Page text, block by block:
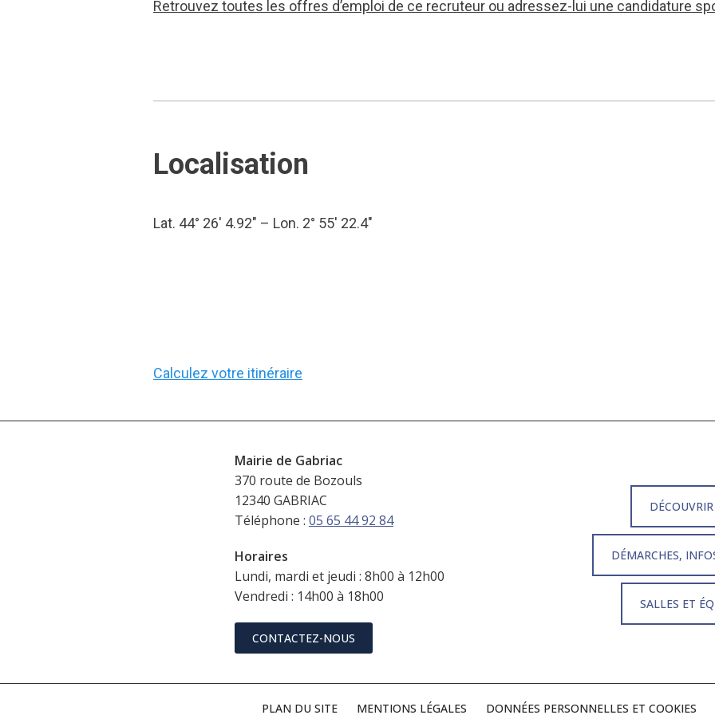
Retrouvez toutes les offres d’emploi de ce recruteur ou adressez-lui une candidature
Localisation
Lat. 44° 26′ 4.92″ – Lon. 2° 55′ 22.4″
Calculez votre itinéraire
Mairie de Gabriac
370 route de Bozouls
12340 GABRIAC
Téléphone : 05 65 44 92 84
Horaires
Lundi, mardi et jeudi : 8h00 à 12h00
Vendredi : 14h00 à 18h00
CONTACTEZ-NOUS
DÉCOUVRIR
DÉMARCHES,
SALLES ET
PLAN DU SITE MENTIONS LÉGALES DONNÉES PERSONNELLES ET COOKIES